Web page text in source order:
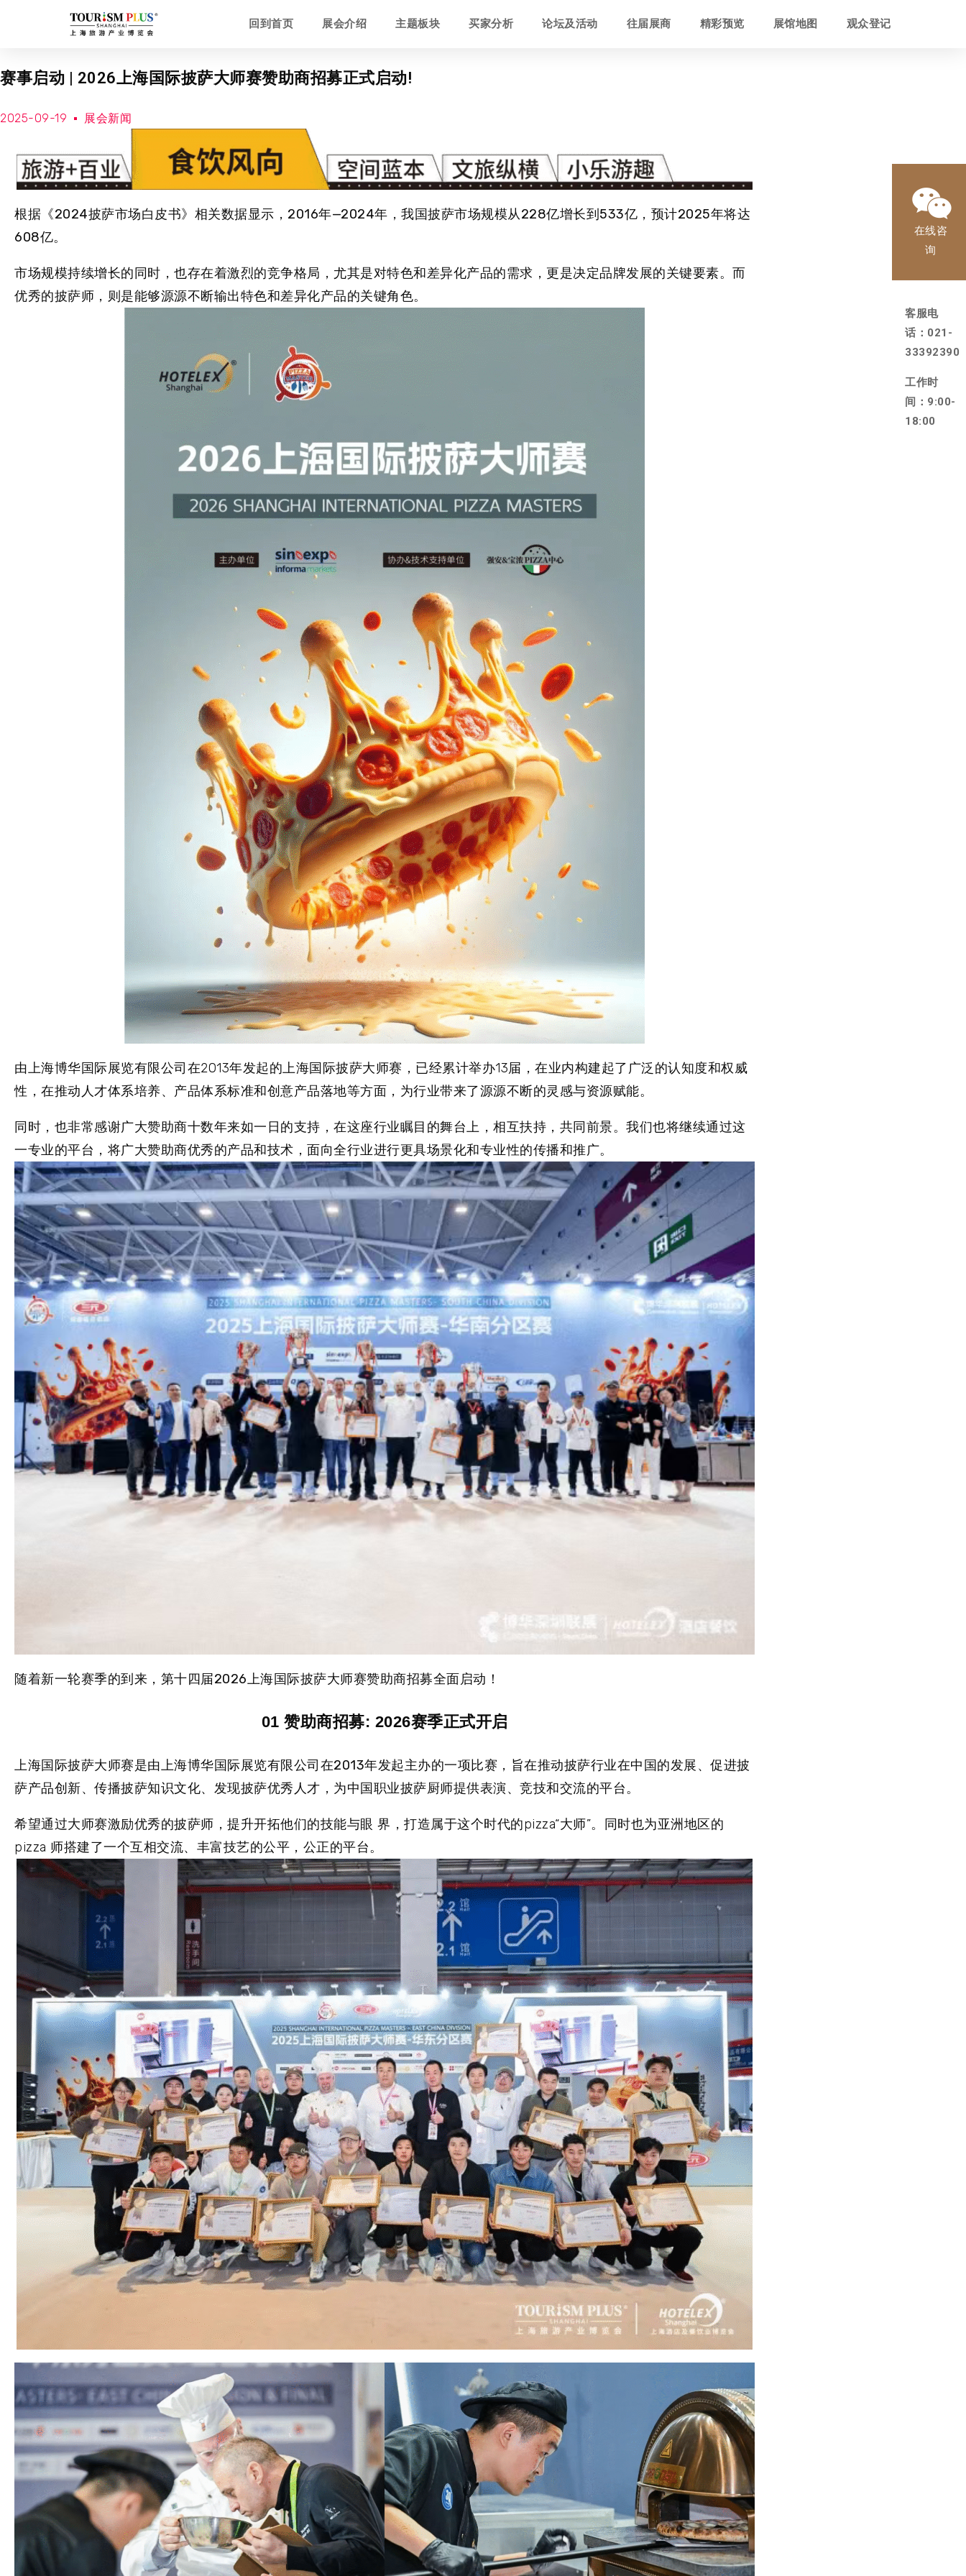
回到首页 展会介绍 主题板块 买家分析 论坛及活动 往届展商 精彩预览 展馆地图 观众登记
赛事启动 | 2026上海国际披萨大师赛赞助商招募正式启动!
2025-09-19 展会新闻
根据 《2024披萨市场白皮书》相关数据显示 ， 2016年—2024年，我国披萨市场规模从228亿增长到533亿 ，预计2025年将达
608亿。
市场规模持续增长的同时，也存在着激烈的竞争格局，尤其是对特色和差异化产品的需求，更是决定品牌发展的关键要素。而
优秀的披萨师，则是能够源源不断输出特色和差异化产品的关键角色。
由上海博华国际展览有限公司在2013年发起的上海国际披萨大师赛，已经累计举办13届，在业内构建起了广泛的认知度和权威
性，在推动人才体系培养、产品体系标准和创意产品落地等方面，为行业带来了源源不断的灵感与资源赋能。
同时，也非常感谢广大赞助商十数年来如一日的支持，在这座行业瞩目的舞台上，相互扶持，共同前景。我们也将继续通过这
一专业的平台，将广大赞助商优秀的产品和技术，面向全行业进行更具场景化和专业性的传播和推广。
随着新一轮赛季的到来， 第十四届2026上海国际披萨大师赛赞助商招募全面启动！
01 赞助商招募: 2026赛季正式开启
上海国际披萨大师赛是由上海博华国际展览有限公司在2013年发起主办的一项比赛 ，旨在推动披萨行业在中国的发展、促进披
萨产品创新、传播披萨知识文化、发现披萨优秀人才，为中国职业披萨厨师提供表演、竞技和交流的平台。
希望通过大师赛激励优秀的披萨师，提升开拓他们的技能与眼 界，打造属于这个时代的pizza“大师”。同时也为亚洲地区的
pizza 师搭建了一个互相交流、丰富技艺的公平，公正的平台。
在线咨
询
客服电
话：021-
33392390
工作时
间：9:00-
18:00